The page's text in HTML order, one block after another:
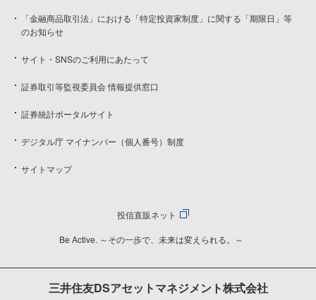
「金融商品取引法」における「特定投資家制度」に関する「期限日」等
のお知らせ
サイト・SNSのご利用にあたって
証券取引等監視委員会 情報提供窓口
証券統計ポータルサイト
デジタル庁 マイナンバー（個人番号）制度
サイトマップ
投信直販ネット
Be Active. ～その一歩で、未来は変えられる。～
三井住友DSアセットマネジメント株式会社